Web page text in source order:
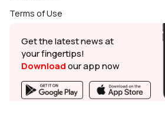
Terms of Use
Get the latest news at
your fingertips!
Downloadour app now